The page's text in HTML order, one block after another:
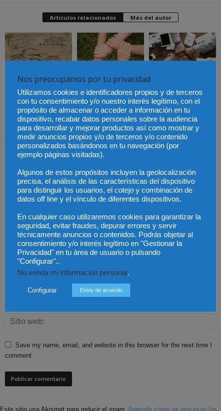
Artículos relacionados Más del autor
propiedad intelectual en
el extranjero: claves
lingüísticas y jurídicas
aprueba el informe al
anteproyecto de Ley de
Familias por
unanimidad
Últimas modificaciones
de Capital
Dejar una respuesta
Save my name, email, and website in this browser for the next time I
comment.
Este sitio usa Akismet para reducir el spam. Aprende cómo se procesan los
Nos preocupamos por tu privacidad
Utilizamos cookies e identificadores propios y de terceros
con tu consentimiento y/o nuestro interés legítimo, con el
propósito de almacenar o acceder a información en tu
dispositivo, recabar datos personales sobre la audiencia
para desarrollar y mejorar productos así como mostrar y
medir anuncios propios y/o de terceros y/o contenido
personalizados basándonos en tu navegación (por
ejemplo páginas visitadas).
Algunos de estos propósitos incluyen la geolocalización
precisa, el análisis de las características del dispositivo
para distinguir los usuarios, el cotejo y combinación de
datos off line y el vínculo de diferentes dispositivos.
En cualquier caso utilizaremos cookies para garantizar la
seguridad, evitar fraudes, depurar errores y servir
técnicamente anuncios o contenidos. Podrás objetar al
consentimiento y/o interés legítimo en "Gestionar la
Privacidad" en tu área de usuario o pulsando
"Configurar"..
No venda mi información personal .
Configurar Estoy de acuerdo